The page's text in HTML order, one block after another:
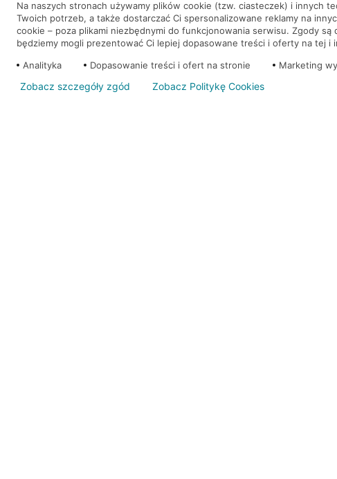
WEŹ KREDYT NOTA PRAWNA
Na naszych stronach używamy plików cookie (tzw. ciasteczek) i innych
Twoich potrzeb, a także dostarczać Ci spersonalizowane reklamy na
cookie – poza plikami niezbędnymi do funkcjonowania serwisu. Zgody
będziemy mogli prezentować Ci lepiej dopasowane treści i oferty na tej i
Analityka
Dopasowanie treści i ofert na stronie Marketing
Zobacz szczegóły zgód Zobacz Politykę Cookies